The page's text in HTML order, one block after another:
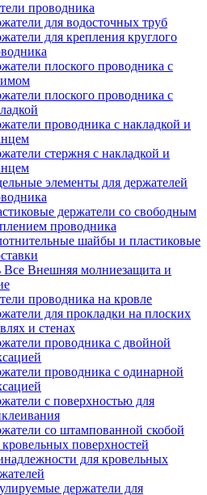
проводника
для водосточных труб
для крепления круглого
плоского проводника с
плоского проводника с
проводника с накладкой и
стержня с накладкой и
элементы для держателей
держатели со свободным
проводника
шайбы и пластиковые
Все Внешняя молниезащита и
проводника на кровле
для прокладки на плоских
и стенах
проводника с двойной
проводника с одинарной
с поверхностью для
со штампованной скобой
кровельных поверхностей
для кровельных
держатели для